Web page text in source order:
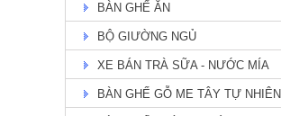
BÀN GHẾ ĂN
BỘ GIƯỜNG NGỦ
XE BÁN TRÀ SỮA - NƯỚC MÍA
BÀN GHẾ GỖ ME TÂY TỰ NHIÊN
BÀN ĂN ASHLY TỰ NHIÊN TH
51
Giá: Liên hệ
Chi Tiết